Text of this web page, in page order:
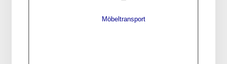
Möbeltransport